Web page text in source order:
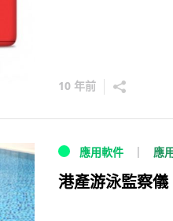
10 年前
應用軟件 應
港產游泳監察